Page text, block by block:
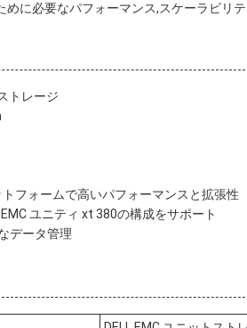
めに必要なパフォーマンス,スケーラビリ
トレージ
フォームで高いパフォーマンスと拡張性
ユニティ xt 380の構成をサポート
データ管理